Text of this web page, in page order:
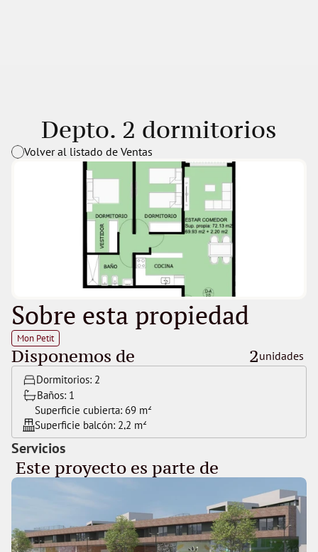
Depto. 2 dormitorios
Volver al listado de Ventas
Sobre esta propiedad
Mon Petit
Disponemos de 2unidades
Dormitorios: 2
Baños: 1
Superficie cubierta: 69 m²
Superficie balcón: 2,2 m²
Servicios
Este proyecto es parte de